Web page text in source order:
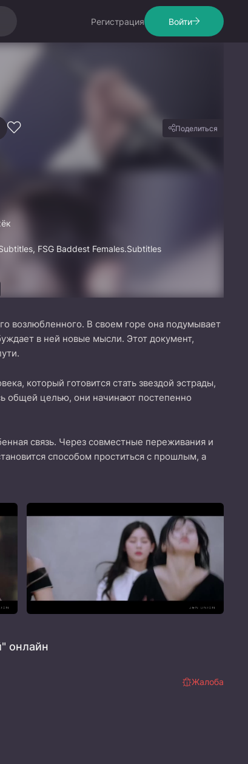
Регистрация Войти
Поделиться
FSG Baddest Females.Subtitles
возлюбленного. В своем горе она подумывает
в ней новые мысли. Этот документ,
который готовится стать звездой эстрады,
общей целью, они начинают постепенно
связь. Через совместные переживания и
способом проститься с прошлым, а
онлайн
Жалоба